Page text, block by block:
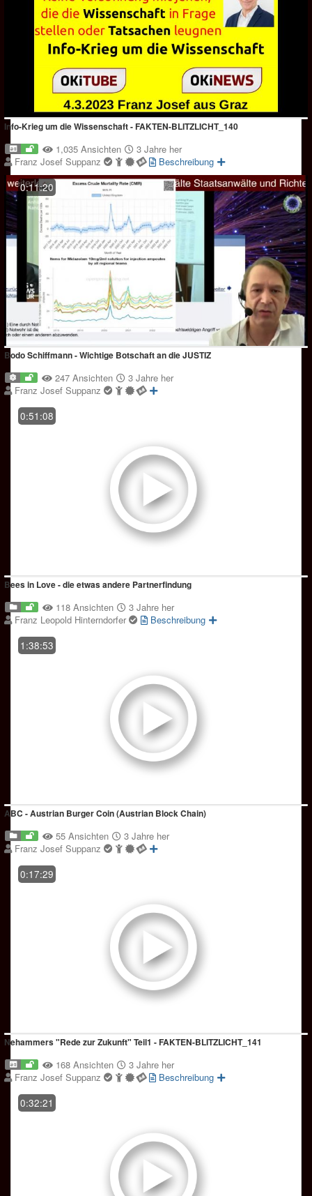
Info-Krieg um die Wissenschaft - FAKTEN-BLITZLICHT_140
1,035 Ansichten
3 Jahre her
Franz Josef Suppanz
Beschreibung
0:11:20
Bodo Schiffmann - Wichtige Botschaft an die JUSTIZ
247 Ansichten
3 Jahre her
Franz Josef Suppanz
0:51:08
Bees in Love - die etwas andere Partnerfindung
118 Ansichten
3 Jahre her
Franz Leopold Hinterndorfer
Beschreibung
1:38:53
ABC - Austrian Burger Coin (Austrian Block Chain)
55 Ansichten
3 Jahre her
Franz Josef Suppanz
0:17:29
Nehammers "Rede zur Zukunft" Teil1 - FAKTEN-BLITZLICHT_141
168 Ansichten
3 Jahre her
Franz Josef Suppanz
Beschreibung
0:32:21